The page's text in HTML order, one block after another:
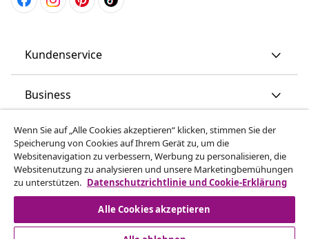
Kundenservice
Business
vidaXL
Mehr entdecken
Wenn Sie auf „Alle Cookies akzeptieren“ klicken, stimmen Sie der
Speicherung von Cookies auf Ihrem Gerät zu, um die
Websitenavigation zu verbessern, Werbung zu personalisieren, die
Websitenutzung zu analysieren und unsere Marketingbemühungen
zu unterstützen. Datenschutzrichtlinie und Cookie-Erklärung
Alle Cookies akzeptieren